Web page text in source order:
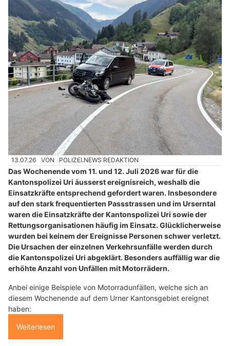
13.07.26 VON POLIZEI.NEWS REDAKTION
Das Wochenende vom 11. und 12. Juli 2026 war für die
Kantonspolizei Uri äusserst ereignisreich, weshalb die
Einsatzkräfte entsprechend gefordert waren. Insbesondere
auf den stark frequentierten Passstrassen und im Urserntal
waren die Einsatzkräfte der Kantonspolizei Uri sowie der
Rettungsorganisationen häufig im Einsatz. Glücklicherweise
wurden bei keinem der Ereignisse Personen schwer verletzt.
Die Ursachen der einzelnen Verkehrsunfälle werden durch
die Kantonspolizei Uri abgeklärt. Besonders auffällig war die
erhöhte Anzahl von Unfällen mit Motorrädern.
Anbei einige Beispiele von Motorradunfällen, welche sich an
diesem Wochenende auf dem Urner Kantonsgebiet ereignet
haben:
Weiterlesen